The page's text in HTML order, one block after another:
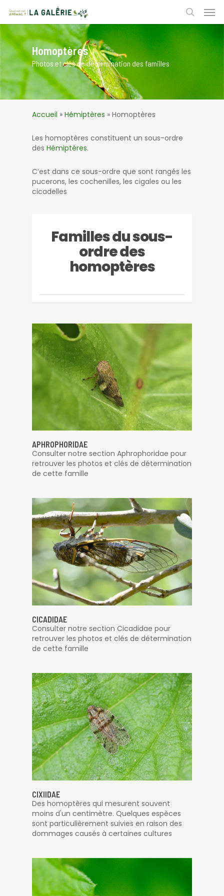
main
content
search
Homoptères
Photos et clés de détermination des familles
Accueil » Hémiptères » Homoptères
Les homoptères constituent un sous-ordre
desHémiptères.
C’est dans ce sous-ordre que sont rangés les
pucerons, les cochenilles, les cigales ou les
cicadelles
Familles du sous-
ordre des
homoptères
APHROPHORIDAE
Consulter notre section Aphrophoridae pour
retrouver les photos et clés de détermination
de cette famille
CICADIDAE
Consulter notre section Cicadidae pour
retrouver les photos et clés de détermination
de cette famille
CIXIIDAE
Des homoptères qui mesurent souvent
moins d'un centimètre. Quelques espèces
sont particulièrement suivies en raison des
dommages causés à certaines cultures